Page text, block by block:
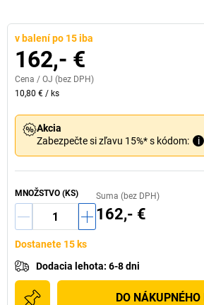
v balení po 15 iba
162,- €
Cena / OJ (bez DPH)
10,80 € / ks
Akcia
Zabezpečte si zľavu 15%* s kódom:
i
MNOŽSTVO (KS) Suma (bez DPH)
162,- €
Dostanete 15 ks
Dodacia lehota: 6-8 dni
DO